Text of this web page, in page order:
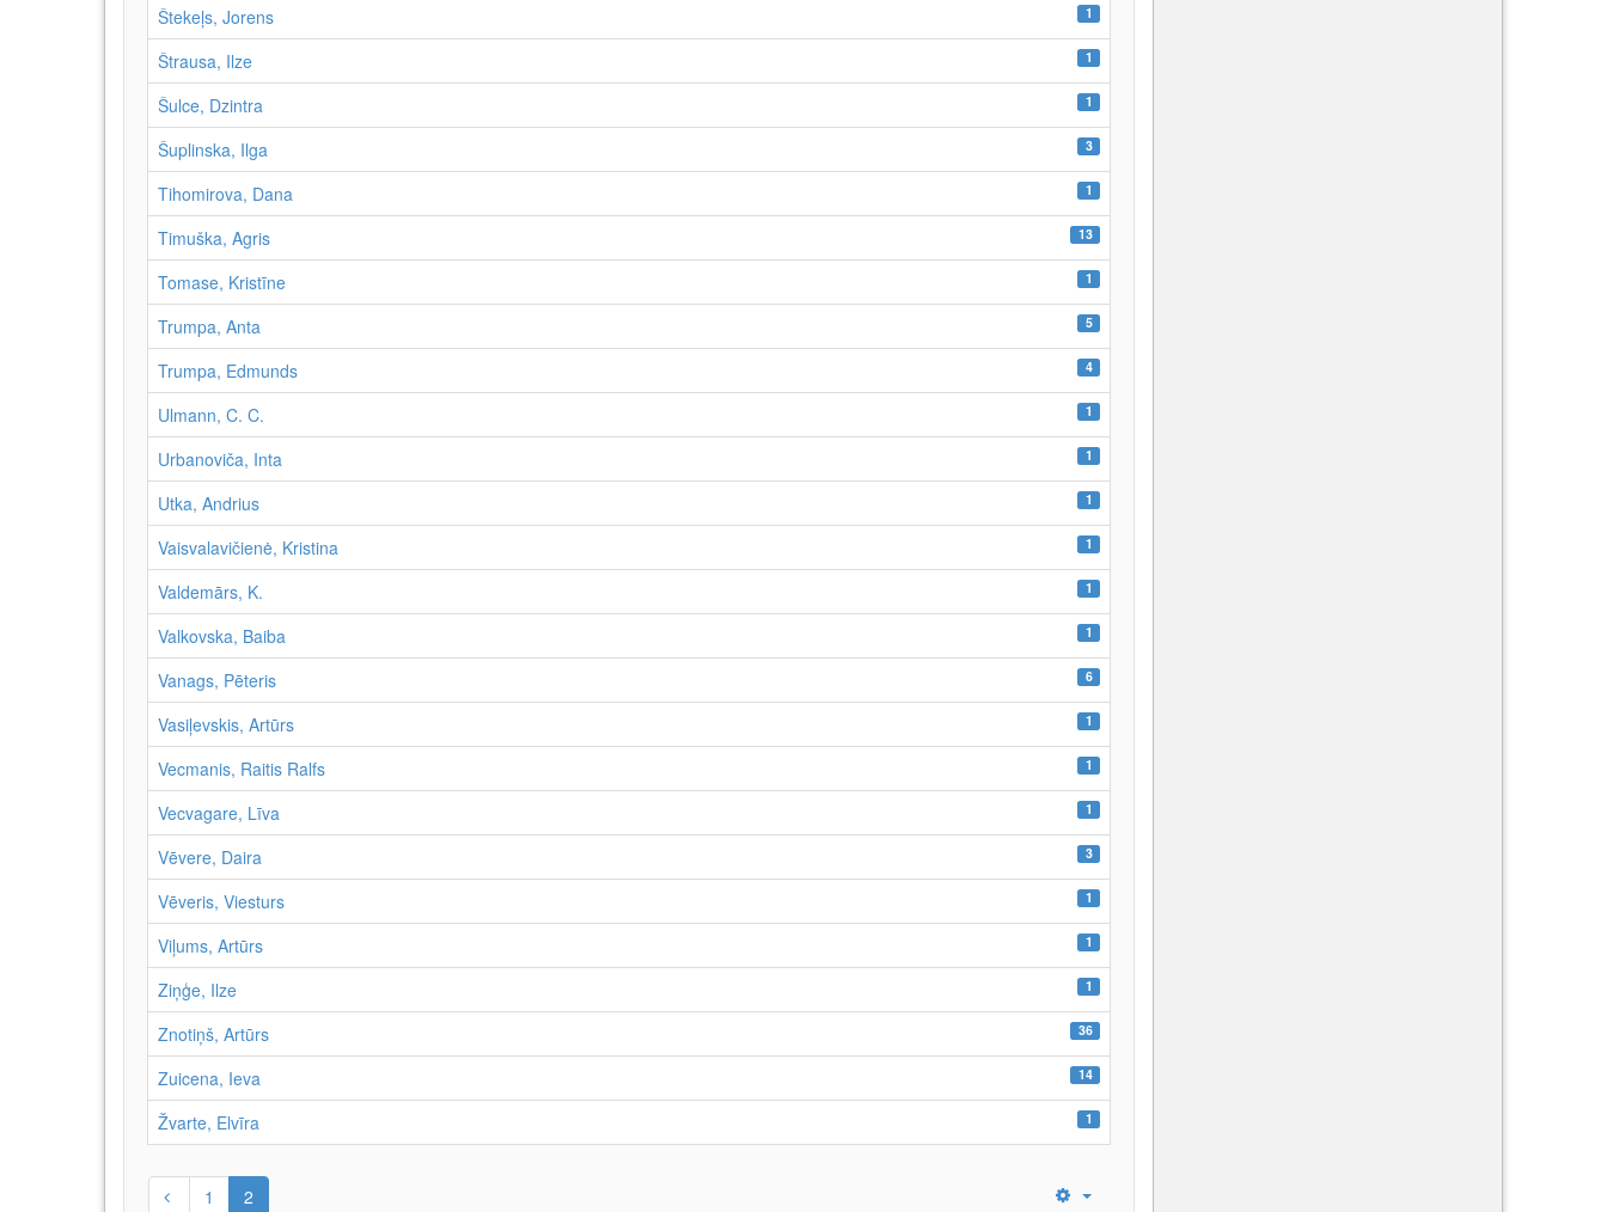
Štekeļs, Jorens 1
Štrausa, Ilze 1
Šulce, Dzintra 1
Šuplinska, Ilga 3
Tihomirova, Dana 1
Timuška, Agris 13
Tomase, Kristīne 1
Trumpa, Anta 5
Trumpa, Edmunds 4
Ulmann, C. C. 1
Urbanoviča, Inta 1
Utka, Andrius 1
Vaisvalavičienė, Kristina 1
Valdemārs, K. 1
Valkovska, Baiba 1
Vanags, Pēteris 6
Vasiļevskis, Artūrs 1
Vecmanis, Raitis Ralfs 1
Vecvagare, Līva 1
Vēvere, Daira 3
Vēveris, Viesturs 1
Viļums, Artūrs 1
Ziņģe, Ilze 1
Znotiņš, Artūrs 36
Zuicena, Ieva 14
Žvarte, Elvīra 1
1 2